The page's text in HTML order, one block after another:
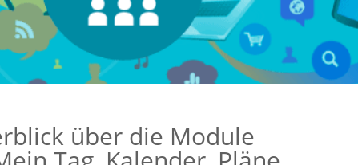
über die Module